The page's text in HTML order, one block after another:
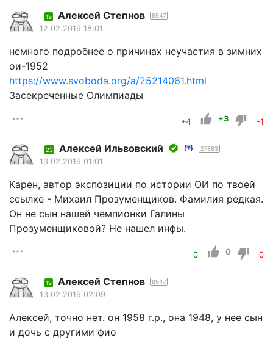
19 Алексей Степнов 8947
12.02.2019 18:01
немного подробнее о причинах неучастия в зимних
ои-1952
https://www.svoboda.org/a/25214061.html
Засекреченные Олимпиады
+4 +3 -1
23 Алексей Ильвовский 27883
13.02.2019 01:01
Карен, автор экспозиции по истории ОИ по твоей
ссылке - Михаил Прозуменщиков. Фамилия редкая.
Он не сын нашей чемпионки Галины
Прозуменщиковой? Не нашел инфы.
0 0 0
19 Алексей Степнов 8947
13.02.2019 02:09
Алексей, точно нет. он 1958 г.р., она 1948, у нее сын
и дочь с другими фио